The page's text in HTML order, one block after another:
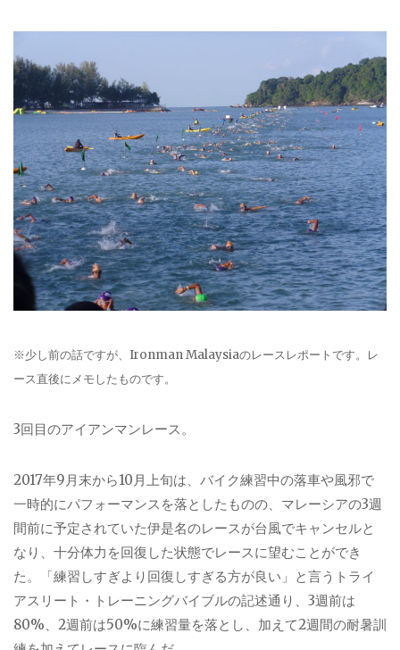
※少し前の話ですが、 Ironman Malaysiaのレースレポートです。レ
ース直後にメモしたものです。
3回目のアイアンマンレース。
2017年9 月末から10 月上旬は、バイク練習中の落車や風邪で
一時的にパフォーマンスを落としたものの、マレーシアの3週
間前に予定されていた伊是名のレースが台風でキャンセルと
なり、十分体力を回復した状態でレースに望むことができ
た。「練習しすぎより回復しすぎる方が良い」と言うトライ
アスリート・トレーニングバイブルの記述通り、 3週前は
80%
2週前は50%に練習量を落とし、加えて2週間の耐暑訓